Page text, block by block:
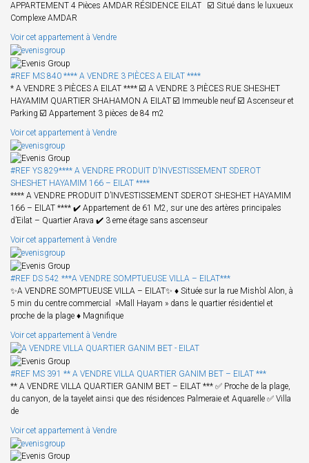
APPARTEMENT 4 Pièces AMDAR RÉSIDENCE EILAT ☑️ Situé dans le luxueux
Complexe AMDAR
Voir cet appartement à Vendre
#REF MS 840 **** A VENDRE 3 PIÈCES A EILAT ****
* A VENDRE 3 PIÈCES A EILAT **** ☑️ A VENDRE 3 PIÈCES RUE SHESHET
HAYAMIM QUARTIER SHAHAMON A EILAT ☑️ Immeuble neuf ☑️ Ascenseur et
Parking ☑️ Appartement 3 pièces de 84 m2
Voir cet appartement à Vendre
#REF YS 829**** A VENDRE PRODUIT D’INVESTISSEMENT SDEROT
SHESHET HAYAMIM 166 – EILAT ****
**** A VENDRE PRODUIT D’INVESTISSEMENT SDEROT SHESHET HAYAMIM
166 – EILAT **** ✔️ Appartement de 61 M2, sur une des artères principales
d’Eilat – Quartier Arava ✔️ 3 eme étage sans ascenseur
Voir cet appartement à Vendre
#REF DS 542 ***A VENDRE SOMPTUEUSE VILLA – EILAT***
✨A VENDRE SOMPTUEUSE VILLA – EILAT✨ ♦ Située sur la rue Mish’ol Alon, à
5 min du centre commercial »Mall Hayam » dans le quartier résidentiel et
proche de la plage ♦ Magnifique
Voir cet appartement à Vendre
#REF MS 391 ** A VENDRE VILLA QUARTIER GANIM BET – EILAT ***
** A VENDRE VILLA QUARTIER GANIM BET – EILAT *** ✅ Proche de la plage,
du canyon, de la tayelet ainsi que des résidences Palmeraie et Aquarelle ✅ Villa
de
Voir cet appartement à Vendre